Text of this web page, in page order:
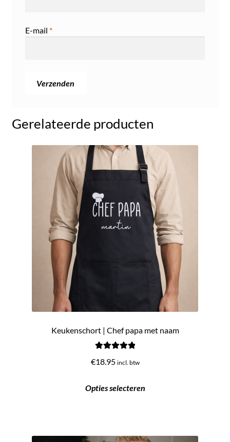
E-mail *
Gerelateerde producten
Keukenschort | Chef papa met naam
5.00uit 5
€18.95 incl. btw
Opties selecteren